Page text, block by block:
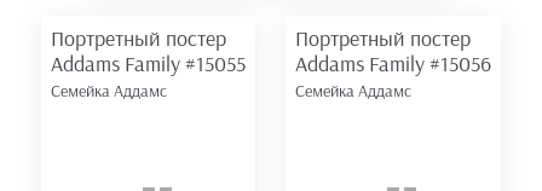
Портретный постер
Addams Family #15055
Семейка Аддамс
Портретный постер
Addams Family #15056
Семейка Аддамс